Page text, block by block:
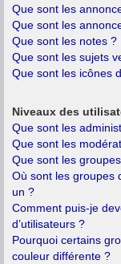
Que sont les
Que sont les
Que sont les notes ?
Que sont les sujets
Que sont les icônes
Niveaux des
Que sont les
Que sont les
Que sont les
Où sont les groupes
un ?
Comment puis-je
d’utilisateurs ?
Pourquoi certains
couleur différente ?